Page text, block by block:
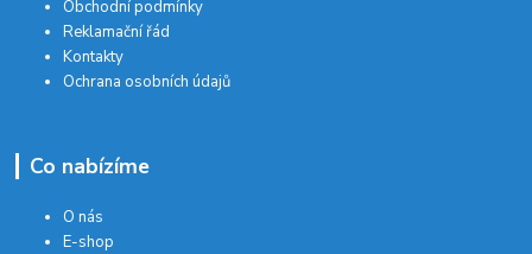
Obchodní podmínky
Reklamační řád
Kontakty
Ochrana osobních údajů
Co nabízíme
O nás
E-shop